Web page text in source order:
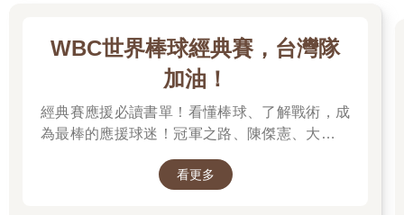
WBC世界棒球經典賽，台灣隊
加油！
經典賽應援必讀書單！看懂棒球、了解戰術，成
為最棒的應援球迷！冠軍之路、陳傑憲、大谷翔
書，抽共5000點金幣】進入棒球書頁面，點擊
看更多